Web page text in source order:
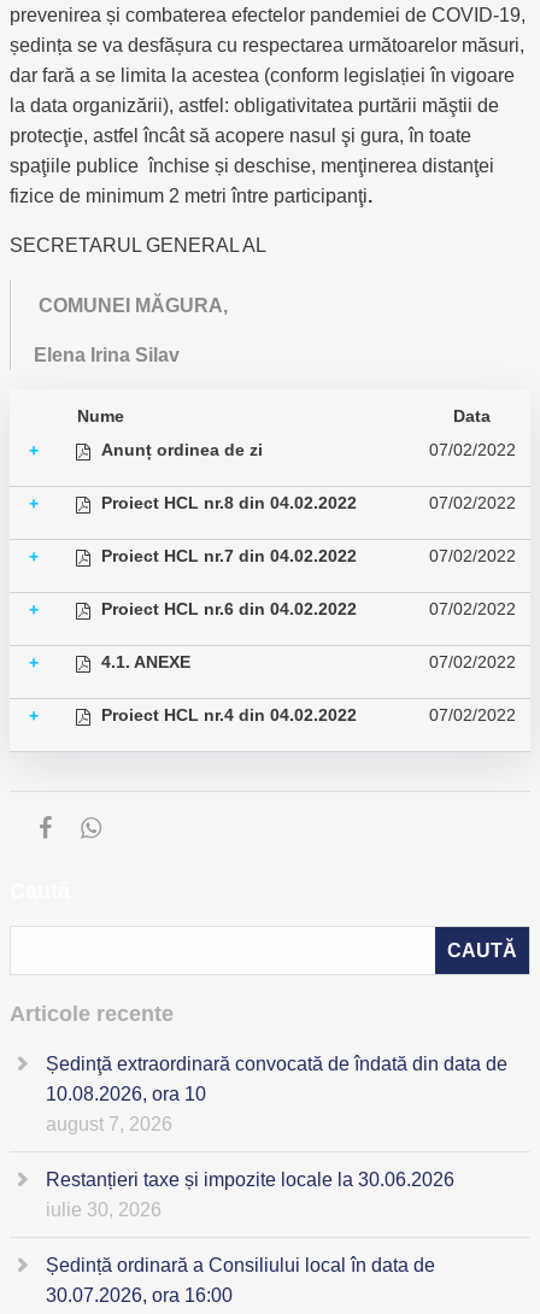
prevenirea și combaterea efectelor pandemiei de COVID-19,
ședința se va desfășura cu respectarea următoarelor măsuri,
dar fară a se limita la acestea (conform legislației în vigoare
la data organizării), astfel: obligativitatea purtării măştii de
protecţie, astfel încât să acopere nasul şi gura, în toate
spaţiile publice închise și deschise, menţinerea distanţei
fizice de minimum 2 metri între participanţi.
SECRETARUL GENERAL AL
COMUNEI MĂGURA,
Elena Irina Silav
Nume
Data
+
Anunț ordinea de zi 07/02/2022
+ Proiect HCL nr.8 din 04.02.2022 07/02/2022
+ Proiect HCL nr.7 din 04.02.2022 07/02/2022
+ Proiect HCL nr.6 din 04.02.2022 07/02/2022
+ 4.1. ANEXE 07/02/2022
+ Proiect HCL nr.4 din 04.02.2022 07/02/2022
Articole recente
Ședinţă extraordinară convocată de îndată din data de
10.08.2026, ora 10
august 7, 2026
Restanțieri taxe și impozite locale la 30.06.2026
iulie 30, 2026
Ședință ordinară a Consiliului local în data de
30.07.2026, ora 16:00